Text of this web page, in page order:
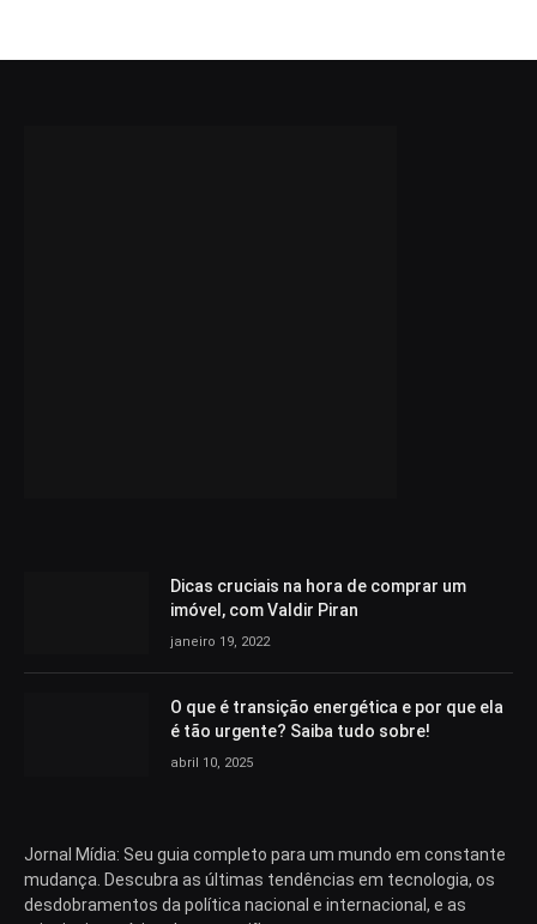
Dicas cruciais na hora de comprar um
imóvel, com Valdir Piran
janeiro 19, 2022
O que é transição energética e por que ela
é tão urgente? Saiba tudo sobre!
abril 10, 2025
Jornal Mídia: Seu guia completo para um mundo em constante
mudança. Descubra as últimas tendências em tecnologia, os
desdobramentos da política nacional e internacional, e as